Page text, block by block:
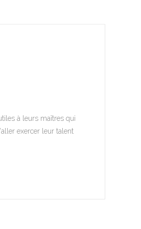
à leurs maîtres qui
exercer leur talent